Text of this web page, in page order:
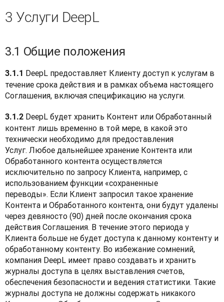
3 Услуги DeepL
3.1 Общие положения
3.1.1 DeepL предоставляет Клиенту доступ к услугам в
течение срока действия и в рамках объема настоящего
Соглашения, включая спецификацию на услуги.
3.1.2 DeepL будет хранить Контент или Обработанный
контент лишь временно в той мере, в какой это
технически необходимо для предоставления
Услуг. Любое дальнейшее хранение Контента или
Обработанного контента осуществляется
исключительно по запросу Клиента, например, с
использованием функции «сохраненные
переводы». Если Клиент запросил такое хранение
Контента и Обработанного контента, они будут удалены
через девяносто (90) дней после окончания срока
действия Соглашения. В течение этого периода у
Клиента больше не будет доступа к данному контенту и
обработанному контенту. Во избежание сомнений,
компания DeepL имеет право создавать и хранить
журналы доступа в целях выставления счетов,
обеспечения безопасности и ведения статистики. Такие
журналы доступа не должны содержать никакого